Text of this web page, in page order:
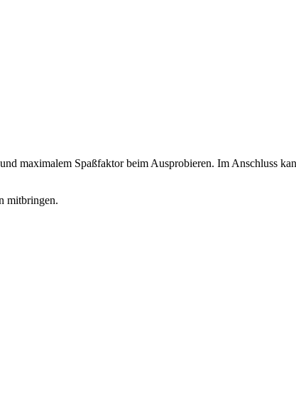
maximalem Spaßfaktor beim Ausprobieren. Im Anschluss
mitbringen.